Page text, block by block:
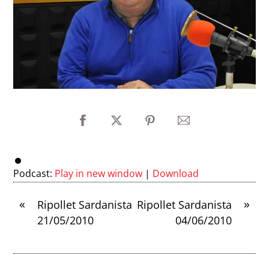
Podcast: Play in new window | Download
«
Ripollet Sardanista
21/05/2010
»
Ripollet Sardanista
04/06/2010